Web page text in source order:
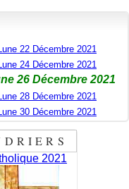
22 Décembre 2021
24 Décembre 2021
26 Décembre 2021
28 Décembre 2021
30 Décembre 2021
2021